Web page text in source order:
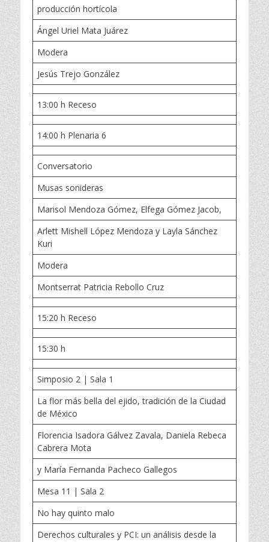
producción hortícola
Ángel Uriel Mata Juárez
Modera
Jesús Trejo González
13:00 h Receso
14:00 h Plenaria 6
Conversatorio
Musas sonideras
Marisol Mendoza Gómez, Elfega Gómez Jacob,
Arlett Mishell López Mendoza y Layla Sánchez
Kuri
Modera
Montserrat Patricia Rebollo Cruz
15:20 h Receso
15:30 h
Simposio 2 | Sala 1
La flor más bella del ejido, tradición de la Ciudad
de México
Florencia Isadora Gálvez Zavala, Daniela Rebeca
Cabrera Mota
y María Fernanda Pacheco Gallegos
Mesa 11 | Sala 2
No hay quinto malo
Derechos culturales y PCI: un análisis desde la